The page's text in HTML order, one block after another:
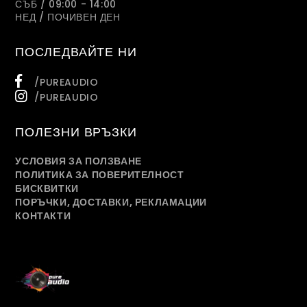
СЪБ / 09:00 - 14:00
НЕД / ПОЧИВЕН ДЕН
ПОСЛЕДВАЙТЕ НИ
/PUREAUDIO
/PUREAUDIO
ПОЛЕЗНИ ВРЪЗКИ
УСЛОВИЯ ЗА ПОЛЗВАНЕ
ПОЛИТИКА ЗА ПОВЕРИТЕЛНОСТ
БИСКВИТКИ
ПОРЪЧКИ, ДОСТАВКИ, РЕКЛАМАЦИИ
КОНТАКТИ